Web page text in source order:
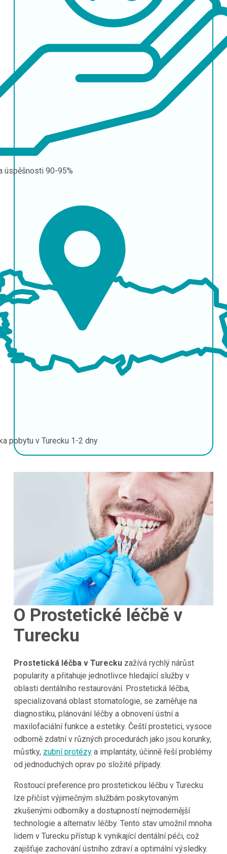
úspěšnosti 90-95%
pobytu v Turecku 1-2 dny
O Prostetické léčbě v
Turecku
Prostetická léčba v Tureckuzažívá rychlý nárůst
popularity a přitahuje jednotlivce hledající služby v
oblasti dentálního restaurování. Prostetická léčba,
specializovaná oblast stomatologie, se zaměřuje na
diagnostiku, plánování léčby a obnovení ústní a
maxilofaciální funkce a estetiky. Čeští prostetici, vysoce
odborně zdatní v různých procedurách jako jsou korunky,
můstky, zubní protézya implantáty, účinně řeší problémy
od jednoduchých oprav po složité případy.
Rostoucí preference pro prostetickou léčbu v Turecku
lze přičíst výjimečným službám poskytovaným
zkušenými odborníky a dostupností nejmodernější
technologie a alternativ léčby. Tento stav umožnil mnoha
lidem v Turecku přístup k vynikající dentální péči, což
zajišťuje zachování ústního zdraví a optimální výsledky.